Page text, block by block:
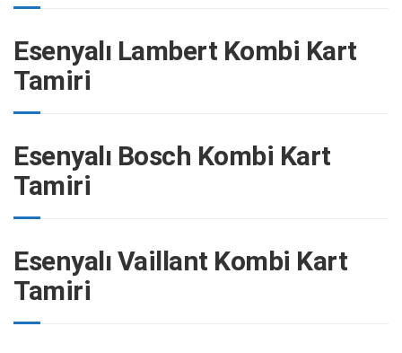
Esenyalı Lambert Kombi Kart
Tamiri
Esenyalı Bosch Kombi Kart
Tamiri
Esenyalı Vaillant Kombi Kart
Tamiri